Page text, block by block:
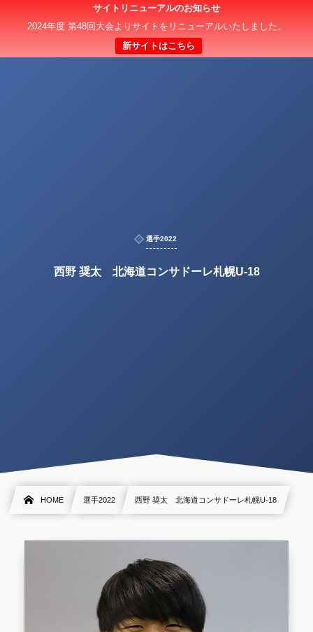
サイトリニューアルのお知らせ
2024年度 第48回大会よりサイトをリニューアルいたしました。
新サイトはこちら
選手2022
西野 奨太 北海道コンサドーレ札幌U-18
HOME 選手2022 西野 奨太 北海道コンサドーレ札幌U-18